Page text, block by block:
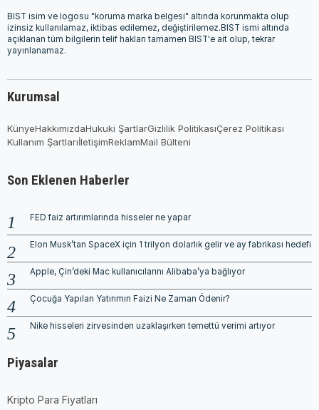
BIST isim ve logosu "koruma marka belgesi" altında korunmakta olup
izinsiz kullanılamaz, iktibas edilemez, değiştirilemez.BIST ismi altında
açıklanan tüm bilgilerin telif hakları tamamen BIST'e ait olup, tekrar
yayınlanamaz.
Kurumsal
KünyeHakkımızdaHukuki ŞartlarGizlilik PolitikasıÇerez Politikası
Kullanım ŞartlarıİletişimReklamMail Bülteni
Son Eklenen Haberler
FED faiz artırımlarında hisseler ne yapar
Elon Musk’tan SpaceX için 1 trilyon dolarlık gelir ve ay fabrikası hedefi
Apple, Çin’deki Mac kullanıcılarını Alibaba’ya bağlıyor
Çocuğa Yapılan Yatırımın Faizi Ne Zaman Ödenir?
Nike hisseleri zirvesinden uzaklaşırken temettü verimi artıyor
Piyasalar
Kripto Para Fiyatları